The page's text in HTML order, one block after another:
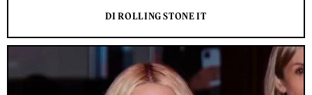
DI ROLLING STONE IT